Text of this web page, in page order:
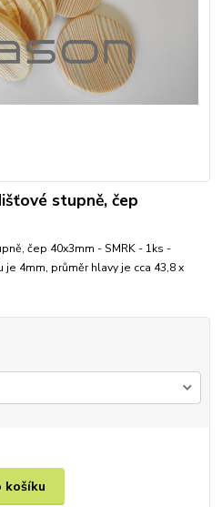
stupně, čep
čep 40x3mm - SMRK - 1ks -
4mm, průměr hlavy je cca 43,8 x
košíku